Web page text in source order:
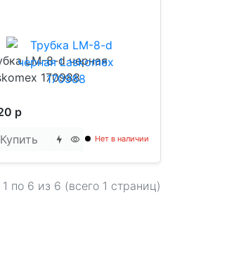
LM-8-d черная
170988
р
Купить
Нет в наличии
по 6 из 6 (всего 1 страниц)